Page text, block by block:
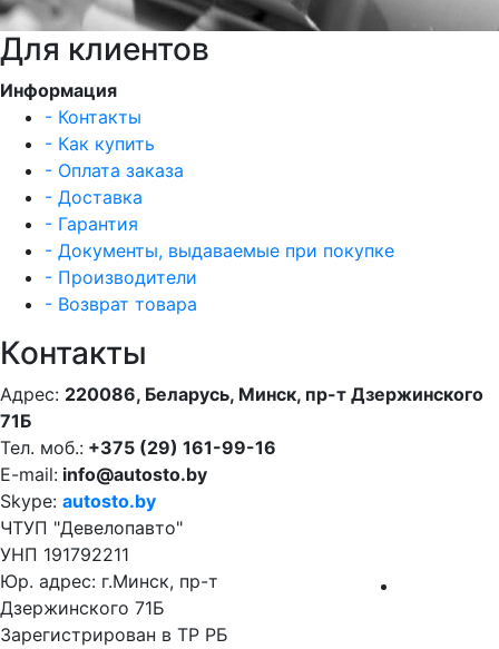
Для клиентов
Информация
- Контакты
- Как купить
- Оплата заказа
- Доставка
- Гарантия
- Документы, выдаваемые при покупке
- Производители
- Возврат товара
Контакты
Адрес: 220086, Беларусь, Минск, пр-т Дзержинского
71Б
Тел. моб.: +375 (29) 161-99-16
E-mail: info@autosto.by
Skype: autosto.by
ЧТУП "Девелопавто"
УНП 191792211
Юр. адрес: г.Минск, пр-т
Дзержинского 71Б
Зарегистрирован в ТР РБ